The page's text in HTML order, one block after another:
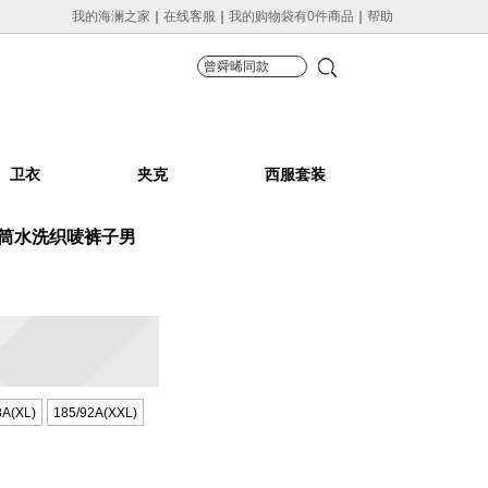
我的海澜之家 在线客服 我的购物袋有0件商品 帮助
卫衣 夹克 西服套装
水洗织唛裤子男
185/92A(XXL)